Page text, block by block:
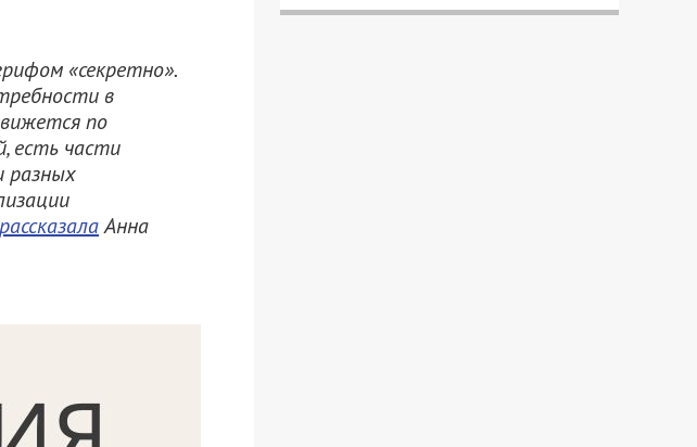
«секретно».
в
по
есть части
разных
рассказалаАнна